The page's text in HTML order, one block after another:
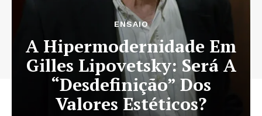
ENSAIO
A Hipermodernidade Em
Gilles Lipovetsky: Será A
“Desdefinição” Dos
Valores Estéticos?